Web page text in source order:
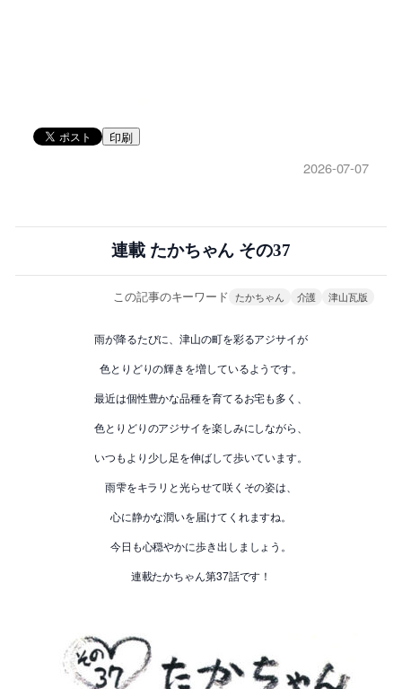
印刷
2026-07-07
連載 たかちゃん その37
この記事のキーワード たかちゃん 介護 津山瓦版
雨が降るたびに、津山の町を彩るアジサイが
色とりどりの輝きを増しているようです。
最近は個性豊かな品種を育てるお宅も多く、
色とりどりのアジサイを楽しみにしながら、
いつもより少し足を伸ばして歩いています。
雨雫をキラリと光らせて咲くその姿は、
心に静かな潤いを届けてくれますね。
今日も心穏やかに歩き出しましょう。
連載たかちゃん第37話です！